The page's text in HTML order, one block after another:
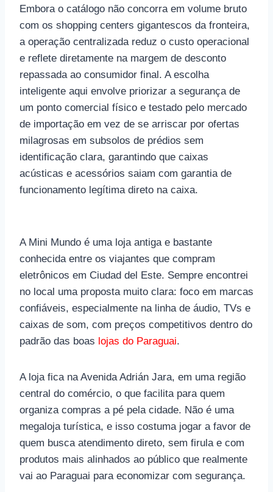
Embora o catálogo não concorra em volume bruto
com os shopping centers gigantescos da fronteira,
a operação centralizada reduz o custo operacional
e reflete diretamente na margem de desconto
repassada ao consumidor final. A escolha
inteligente aqui envolve priorizar a segurança de
um ponto comercial físico e testado pelo mercado
de importação em vez de se arriscar por ofertas
milagrosas em subsolos de prédios sem
identificação clara, garantindo que caixas
acústicas e acessórios saiam com garantia de
funcionamento legítima direto na caixa.
A Mini Mundo é uma loja antiga e bastante
conhecida entre os viajantes que compram
eletrônicos em Ciudad del Este. Sempre encontrei
no local uma proposta muito clara: foco em marcas
confiáveis, especialmente na linha de áudio, TVs e
caixas de som, com preços competitivos dentro do
padrão das boas lojas do Paraguai.
A loja fica na Avenida Adrián Jara, em uma região
central do comércio, o que facilita para quem
organiza compras a pé pela cidade. Não é uma
megaloja turística, e isso costuma jogar a favor de
quem busca atendimento direto, sem firula e com
produtos mais alinhados ao público que realmente
vai ao Paraguai para economizar com segurança.